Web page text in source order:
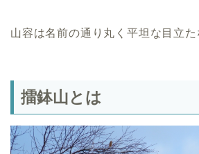
山容は名前の通り丸く平坦な目立た
擂鉢山とは